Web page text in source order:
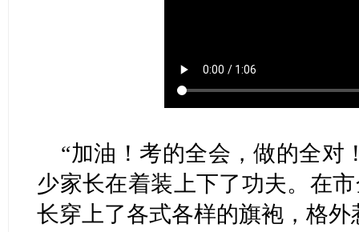
“加油！考的全会，做的全对
少家长在着装上下了功夫。在
长穿上了各式各样的旗袍，格外